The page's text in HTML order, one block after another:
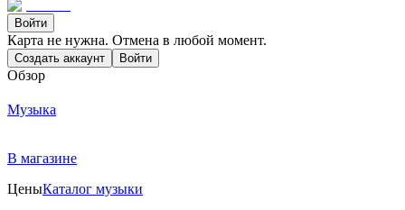
Войти
Карта не нужна. Отмена в любой момент.
Создать аккаунт Войти
Обзор
Музыка
В магазине
ЦеныКаталог музыки